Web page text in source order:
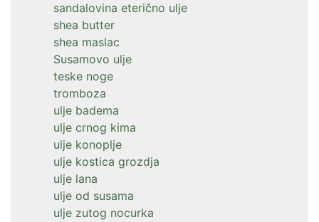
sandalovina eterično ulje
shea butter
shea maslac
Susamovo ulje
teske noge
tromboza
ulje badema
ulje crnog kima
ulje konoplje
ulje kostica grozdja
ulje lana
ulje od susama
ulje zutog nocurka